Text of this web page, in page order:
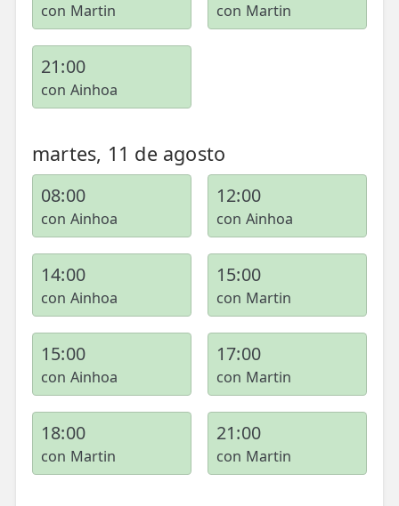
🏅 Fisioterapia Deportiva
🧠 Fisioterapia Neurológica
🧍 Fisioterapia Vestibular
👶 Fisioterapia Pediátrica
TRATAMIENTOS
✅ Punción Seca
✅ Ondas de Choque
✅ EPTE - EPI
ESTÉTICA
✨ Fisioestética
✨ Radiofrecuencia INDIBA
✨ Drenaje Linfático Manual
con Martin con Martin
21:00
con Ainhoa
martes, 11 de agosto
08:00
con Ainhoa
12:00
con Ainhoa
14:00
con Ainhoa
15:00
con Martin
15:00
con Ainhoa
17:00
con Martin
18:00
con Martin
21:00
con Martin